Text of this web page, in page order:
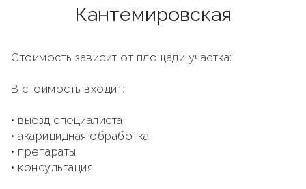
Кантемировская
Стоимость зависит от площади участка:
В стоимость входит:
• выезд специалиста
• акарицидная обработка
• препараты
• консультация